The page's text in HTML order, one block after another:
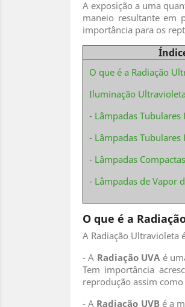
A exposição a uma
maneio resultante em
importância para os
O que é a Radiação
Iluminação
- Lâmpadas Tubulares
- Lâmpadas Tubulares
- Lâmpadas
- Lâmpadas de Vapor
O que é a
A Radiação Ultravioleta
- A Radiação UVA é
Tem importância
reprodução assim
- A Radiação UVBé a